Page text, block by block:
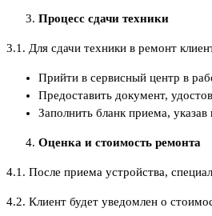
Процесс сдачи техники
3.1. Для сдачи техники в ремонт
Прийти в сервисный центр в
Предоставить документ,
Заполнить бланк приема,
Оценка и стоимость ремонта
4.1. После приема устройства,
4.2. Клиент будет уведомлен о